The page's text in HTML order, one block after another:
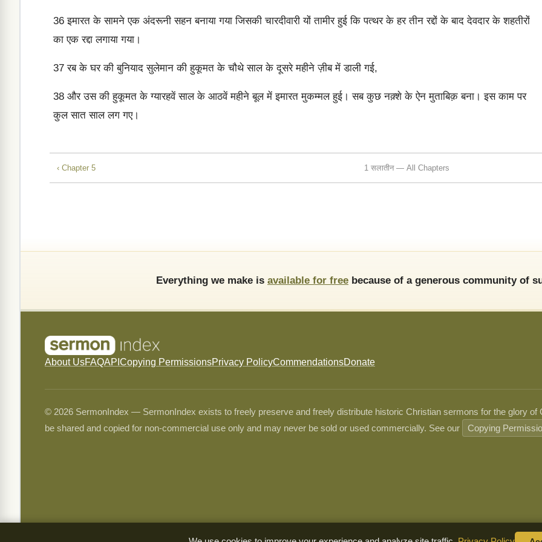
36 इमारत के सामने एक अंदरूनी सहन बनाया गया जिसकी चारदीवारी यों तामीर हुई कि पत्थर के हर तीन रद्दों के बाद देवदार के शहतीरों
का एक रद्दा लगाया गया।
37 रब के घर की बुनियाद सुलेमान की हुकूमत के चौथे साल के दूसरे महीने ज़ीब में डाली गई,
38 और उस की हुकूमत के ग्यारहवें साल के आठवें महीने बूल में इमारत मुकम्मल हुई। सब कुछ नक़्शे के ऐन मुताबिक़ बना। इस काम पर
कुल सात साल लग गए।
‹ Chapter 5 1 सलातीन — All Chapters
Everything we make is available for free because of a generous community of
About UsFAQAPI Copying PermissionsPrivacy PolicyCommendationsDonate
© 2026 SermonIndex — SermonIndex exists to freely preserve and freely distribute historic Christian sermons for the glory
be shared and copied for non-commercial use only and may never be sold or used commercially. See our
Copying